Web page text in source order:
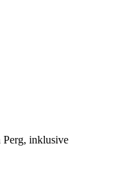
inklusive